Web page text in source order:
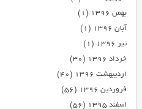
بهمن ۱۳۹۶
(۱)
آبان ۱۳۹۶
(۱)
تیر ۱۳۹۶
(۱)
خرداد ۱۳۹۶
(۳۰)
اردیبهشت ۱۳۹۶
(۴۰)
فروردین ۱۳۹۶
(۵۶)
اسفند ۱۳۹۵
(۵۶)